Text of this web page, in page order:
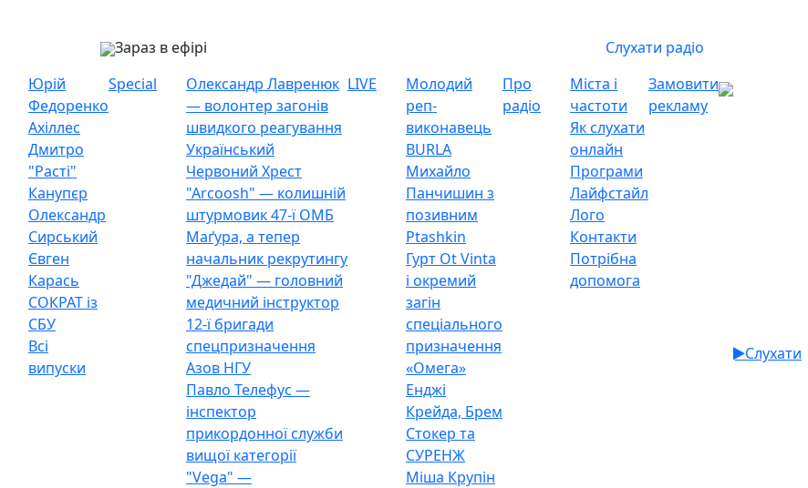
Зараз в ефірі
Слухати радіо
Юрій
Федоренко
Ахіллес
Дмитро
"Расті"
Канупєр
Олександр
Сирський
Євген
Карась
СОКРАТ із
СБУ
Всі
випуски
Special
Олександр Лавренюк
— волонтер загонів
швидкого реагування
Український
Червоний Хрест
"Arcoosh" — колишній
штурмовик 47-ї ОМБ
Маґура, а тепер
начальник рекрутингу
"Джедай" — головний
медичний інструктор
12-ї бригади
спецпризначення
Азов НГУ
Павло Телефус —
інспектор
прикордонної служби
вищої категорії
"Vega" —
LIVE
Молодий
реп-
виконавець
BURLA
Михайло
Панчишин з
позивним
Ptashkin
Гурт Ot Vinta
і окремий
загін
спеціального
призначення
«Омега»
Енджі
Крейда, Брем
Стокер та
СУРЕНЖ
Міша Крупін
Про
радіо
Міста і
частоти
Як слухати
онлайн
Програми
Лайфстайл
Лого
Контакти
Потрібна
допомога
Замовити
рекламу
Слухати